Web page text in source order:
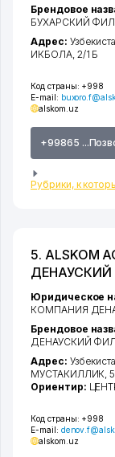
Код страны: +998
E-mail:
alskom.uz
+99865
Рубрики, к
Брендовое
БУХАРСКИЙ
Адрес:
ИКБОЛА, 2/1 Б
5.
Код страны: +998
E-mail:
alskom.uz
Юридическое
КОМПАНИЯ
Брендовое
ДЕНАУСКИЙ
Адрес:
МУСТАКИЛЛИК ,
Ориентир: